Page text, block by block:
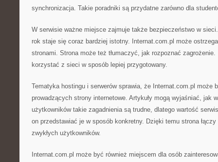
synchronizacja. Takie poradniki są przydatne zarówno dla
W serwisie ważne miejsce zajmuje także bezpieczeństwo w
rok staje się coraz bardziej istotny. Internat.com.pl może
stronami. Strona może też tłumaczyć, jak rozpoznać
korzystać z sieci w sposób lepiej przygotowany.
Tematyka hostingu i serwerów sprawia, że Internat.com.pl może
prowadzących strony internetowe. Artykuły mogą wyjaśniać, jak
użytkowników takie zagadnienia są trudne, dlatego wartość
on przedstawiać je w sposób konkretny. Dzięki temu strona
zwykłych użytkowników.
Internat.com.pl może być również miejscem dla osób